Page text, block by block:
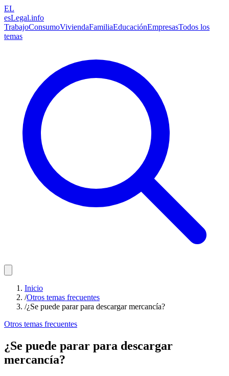
EL
esLegal.info
TrabajoConsumoViviendaFamiliaEducaciónEmpresasTodos los
temas
Inicio
/Otros temas frecuentes
/¿Se puede parar para descargar mercancía?
Otros temas frecuentes
¿Se puede parar para descargar
mercancía?